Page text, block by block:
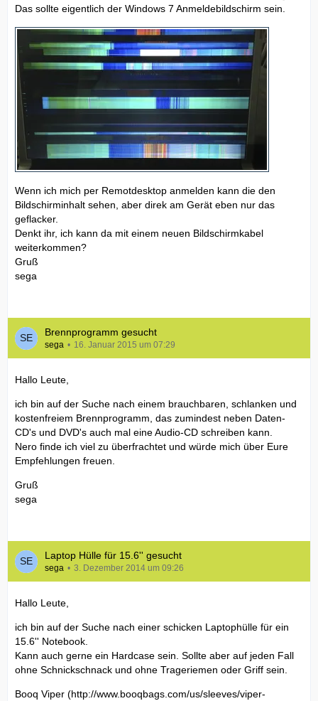
Das sollte eigentlich der Windows 7 Anmeldebildschirm sein.
Wenn ich mich per Remotdesktop anmelden kann die den
Bildschirminhalt sehen, aber direk am Gerät eben nur das
geflacker.
Denkt ihr, ich kann da mit einem neuen Bildschirmkabel
weiterkommen?
Gruß
sega
Brennprogramm gesucht
sega 16. Januar 2015 um 07:29
Hallo Leute,
ich bin auf der Suche nach einem brauchbaren, schlanken und
kostenfreiem Brennprogramm, das zumindest neben Daten-
CD's und DVD's auch mal eine Audio-CD schreiben kann.
Nero finde ich viel zu überfrachtet und würde mich über Eure
Empfehlungen freuen.
Gruß
sega
Laptop Hülle für 15.6'' gesucht
sega 3. Dezember 2014 um 09:26
Hallo Leute,
ich bin auf der Suche nach einer schicken Laptophülle für ein
15.6'' Notebook.
Kann auch gerne ein Hardcase sein. Sollte aber auf jeden Fall
ohne Schnickschnack und ohne Trageriemen oder Griff sein.
Booq Viper (http://www.booqbags.com/us/sleeves/viper-